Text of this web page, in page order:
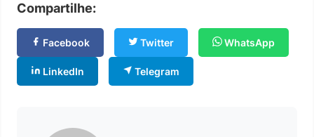
Compartilhe:
Facebook Twitter WhatsApp
LinkedIn Telegram